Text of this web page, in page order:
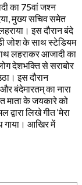
का 75वां जश्न
मुख्य सचिव समेत
इस दौरान बंदे
जोश के साथ स्टेडियम
लहराकर आजादी का
देशभक्ति से सराबोर
इस दौरान
बंदेमारतम् का नारा
माता के जयकारे को
द्वारा लिखे गीत ‘मेरा
गाया। आखिर में